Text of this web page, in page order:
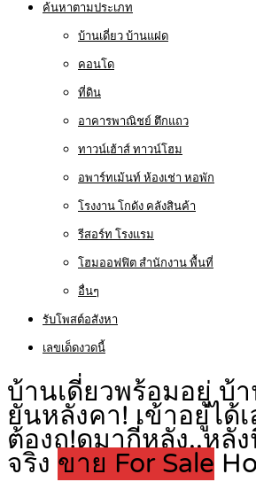
ค้นหาตามประเภท
บ้านเดี่ยว บ้านแฝด
คอนโด
ที่ดิน
อาคารพาณิชย์ ตึกแถว
ทาวน์เฮ้าส์ ทาวน์โฮม
อพาร์ทเม้นท์ ห้องเช่า หอพัก
โรงงาน โกดัง คลังสินค้า
รีสอร์ท โรงแรม
โฮมออฟฟิต สำนักงาน พื้นที่
อื่นๆ
รับโพสต์อสังหา
เลขเด็ดงวดนี้
บ้านเดี่ยวพร้อมอยู่ บ้
ยันหลังคา! เข้าอยู่ได้
ต้องถู!ดูมากี่หลัง..หลั
จริง ขาย For Sale